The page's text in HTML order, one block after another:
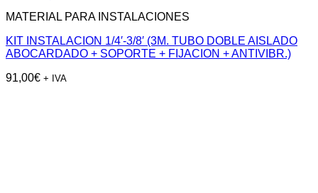
MATERIAL PARA INSTALACIONES
KIT INSTALACION 1/4′-3/8′ (3M. TUBO DOBLE AISLADO
ABOCARDADO + SOPORTE + FIJACION + ANTIVIBR.)
91,00€ + IVA